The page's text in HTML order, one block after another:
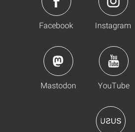
Facebook Instagram
Mastodon YouTube